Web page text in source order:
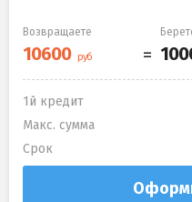
Возвращаете
1й кредит
Макс. сумма
Срок